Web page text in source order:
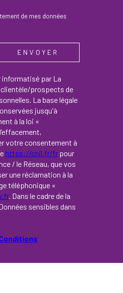
de mes données
ENVOYER
par La
prospects de
La base légale
jusqu'à
à la loi «
votre consentement à
https://cnil.fr/fr pour
/ le Réseau, que vos
une réclamation à la
téléphonique «
. Dans le cadre de la
sensibles dans